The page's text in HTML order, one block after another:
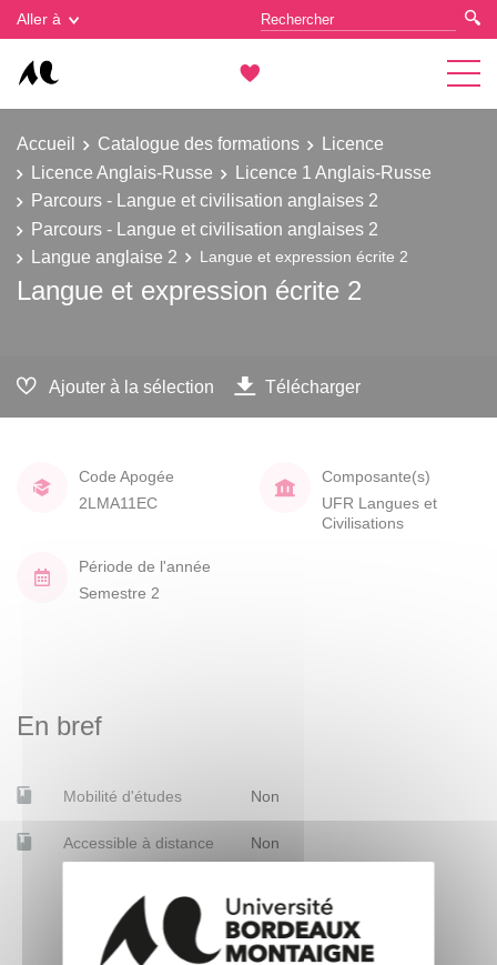
Aller à
Accueil Catalogue des formations
Licence
Licence Anglais-Russe
Licence 1 Anglais-Russe
Parcours - Langue et civilisation anglaises 2
Parcours - Langue et civilisation anglaises 2
Langue anglaise 2
Langue et expression écrite 2
Langue et expression écrite 2
Ajouter à la sélection Télécharger
Code Apogée
2LMA11EC
Composante(s)
UFR Langues et
Civilisations
Période de l'année
Semestre 2
En bref
Mobilité d'études Non
Accessible à distance Non
Gestion des cookies